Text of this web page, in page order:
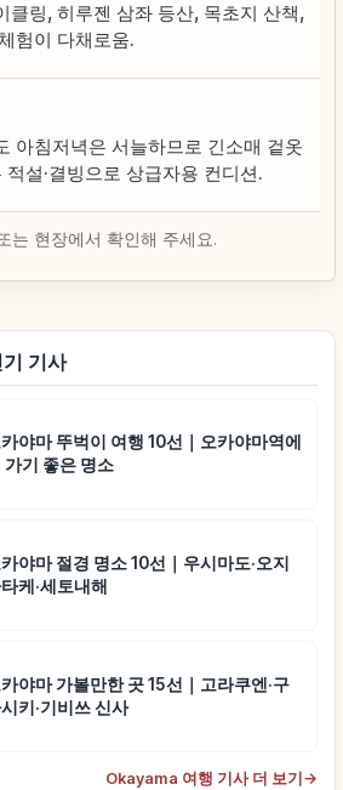
클링, 히루젠 삼좌 등산, 목초지 산책,
험이 다채로움.
아침저녁은 서늘하므로 긴소매 겉옷
설·결빙으로 상급자용 컨디션.
는 현장에서 확인해 주세요.
기사
야마 뚜벅이 여행 10선｜오카야마역에
가기 좋은 명소
야마 절경 명소 10선｜우시마도·오지
케·세토내해
야마 가볼만한 곳 15선｜고라쿠엔·구
키·기비쓰 신사
Okayama 여행 기사 더 보기 →